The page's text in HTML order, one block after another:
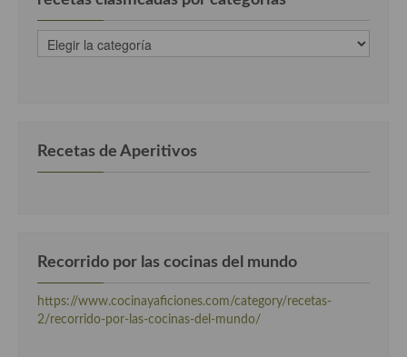
recetas
clasificadas
Recetas de Aperitivos
Recorrido por las cocinas del mundo
https://www.cocinayaficiones.com/category/recetas-
2/recorrido-por-las-cocinas-del-mundo/